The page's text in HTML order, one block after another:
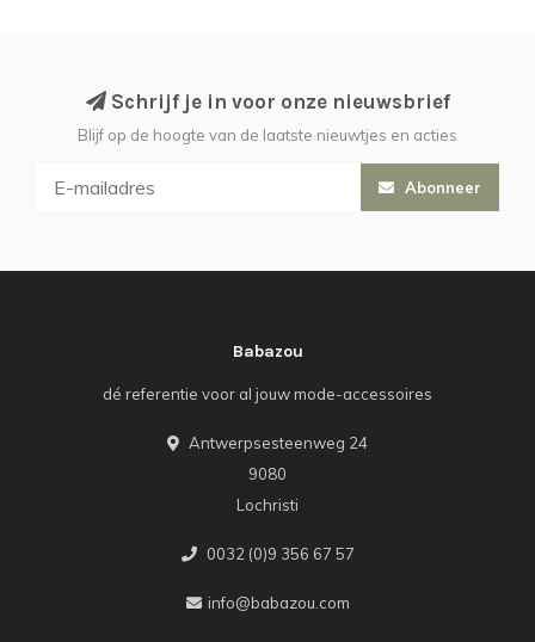
Schrijf je in voor onze nieuwsbrief
Blijf op de hoogte van de laatste nieuwtjes en acties
Abonneer
Babazou
dé referentie voor al jouw mode-accessoires
Antwerpsesteenweg 24
9080
Lochristi
0032 (0)9 356 67 57
info@babazou.com